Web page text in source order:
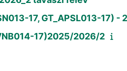
17, GT_APSL013-17)
17)2025/2026/2